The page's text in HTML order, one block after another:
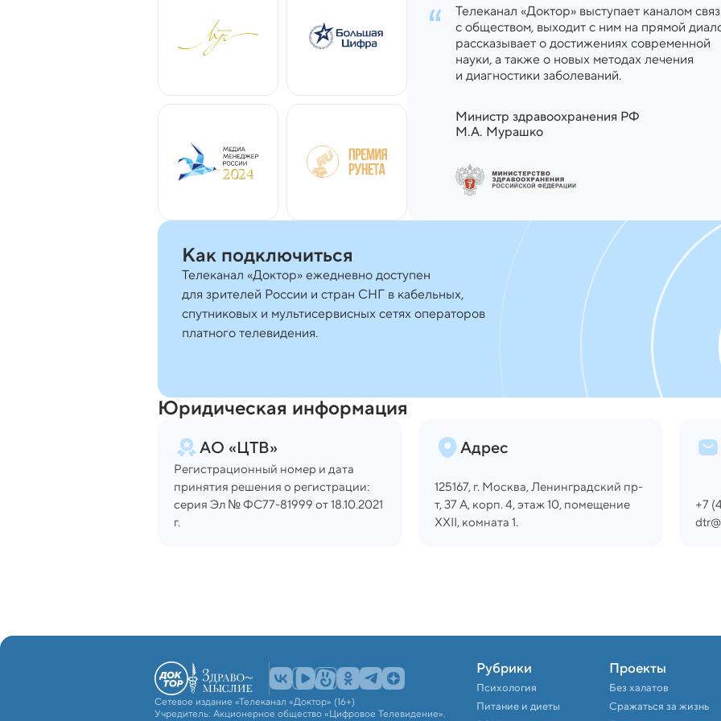
Телеканал «Доктор» выступает каналом
с обществом, выходит с ним на прямой
рассказывает о достижениях современной
науки, а также о новых методах лечения
и диагностики заболеваний.
Министр здравоохранения РФ
М.А. Мурашко
Как подключиться
Телеканал «Доктор» ежедневно доступен
для зрителей России и стран СНГ в кабельных,
спутниковых и мультисервисных сетях операторов
платного телевидения.
Юридическая информация
АО «ЦТВ»
Регистрационный номер и дата
принятия решения о регистрации:
серия Эл № ФС77-81999 от 18.10.2021
г.
Адрес
125167, г. Москва, Ленинградский пр-
т, 37 А,корп. 4, этаж 10, помещение
XXII, комната 1.
+7
Сетевое издание «Телеканал «Доктор» (16+)
Учредитель: Акционерное общество «Цифровое Телевидение».
Рубрики
Психология
Питание и диеты
Проекты
Без халатов
Сражаться за жизнь